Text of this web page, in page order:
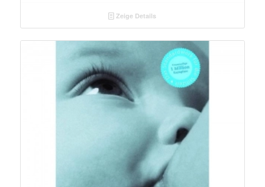
Zeige Details